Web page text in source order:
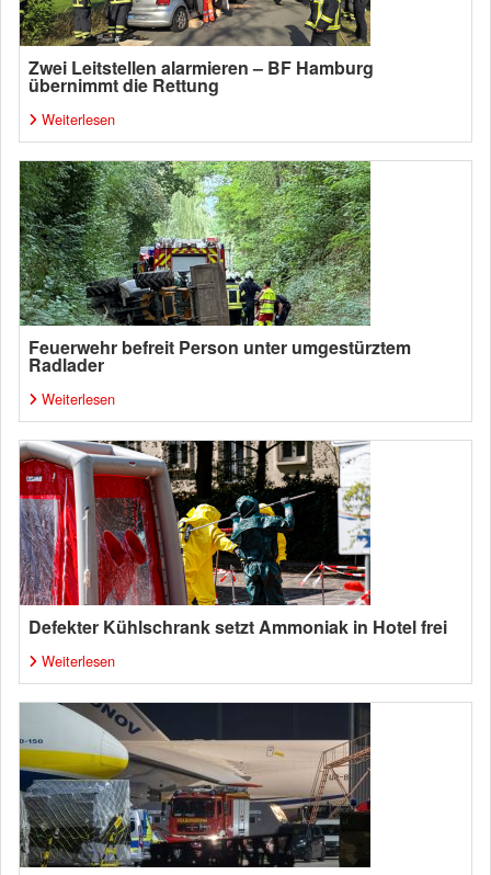
Zwei Leitstellen alarmieren – BF Hamburg
übernimmt die Rettung
Weiterlesen
Feuerwehr befreit Person unter umgestürztem
Radlader
Weiterlesen
Defekter Kühlschrank setzt Ammoniak in Hotel frei
Weiterlesen